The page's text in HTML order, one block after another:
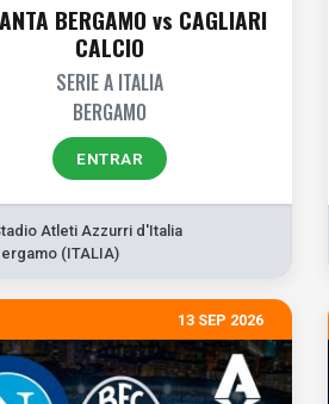
BERGAMO vs CAGLIARI
CALCIO
SERIE A ITALIA
BERGAMO
ENTRAR
Atleti Azzurri d'Italia
(ITALIA)
13 SEP 2026